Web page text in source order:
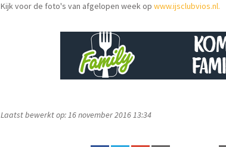
Kijk voor de foto's van afgelopen week opwww.ijsclubvios.nl.
Laatst bewerkt op: 16 november 2016 13:34